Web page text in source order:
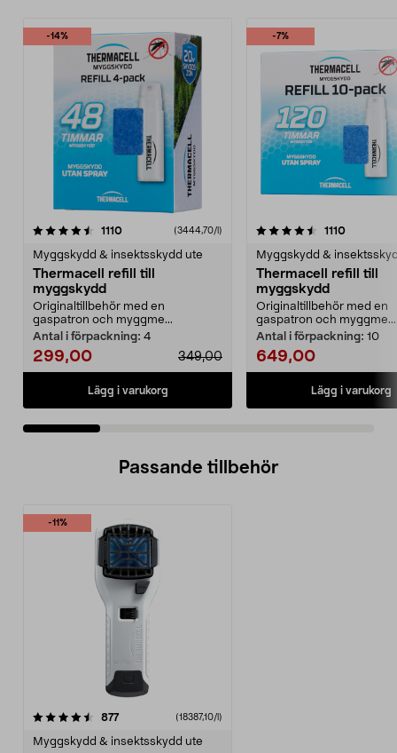
-14%
1110recensioner(3444,70/l)
Myggskydd & insektsskydd ute
Thermacell refill till
myggskydd
Originaltillbehör med en
gaspatron och myggme...
Antal i förpackning: 4
299,00 349,00
Lägg i varukorg
-7%
4.5 av 5 stjärnor 1110
Myggskydd &
Thermacell refill till
myggskydd
Originaltillbehör med en
gaspatron och myggme...
Antal i förpackning: 10
649,00
Lägg i varukorg
4.5 av 5 stjärnor
Passande tillbehör
-11%
877recensioner(18387,10/l)
Myggskydd & insektsskydd ute